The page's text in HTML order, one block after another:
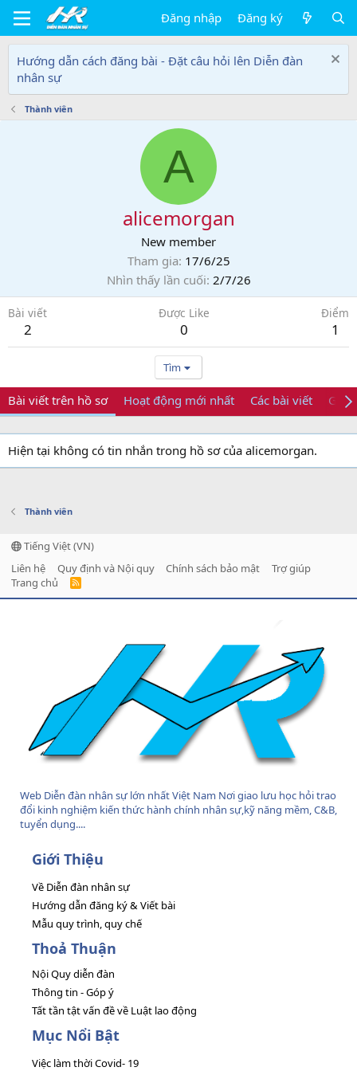
Đăng nhập Đăng ký
Hướng dẫn cách đăng bài - Đặt câu hỏi lên Diễn đàn
nhân sự
Thành viên
A
alicemorgan
New member
Tham gia 17/6/25
Nhìn thấy lần cuối 2/7/26
Bài viết
2
Được Like
0
Điểm
1
Tìm
Bài viết trên hồ sơ Hoạt động mới nhất Các bài viết Giới
Hiện tại không có tin nhắn trong hồ sơ của alicemorgan.
Thành viên
Tiếng Việt (VN)
Liên hệ
Quy định và Nội quy Chính sách bảo mật
Trợ giúp
Trang chủ
R
Web Diễn đàn nhân sự lớn nhất Việt Nam Nơi giao lưu học hỏi trao
đổi kinh nghiệm kiến thức hành chính nhân sự,kỹ năng mềm, C&B,
tuyển dụng....
Giới Thiệu
Về Diễn đàn nhân sự
Hướng dẫn đăng ký & Viết bài
Mẫu quy trình, quy chế
Thoả Thuận
Nội Quy diễn đàn
Thông tin - Góp ý
Tất tần tật vấn đề về Luật lao động
Mục Nổi Bật
Việc làm thời Covid- 19